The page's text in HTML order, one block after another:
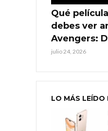
Qué
debes ver
Avengers:
julio 24, 2026
LO MÁS LEÍDO